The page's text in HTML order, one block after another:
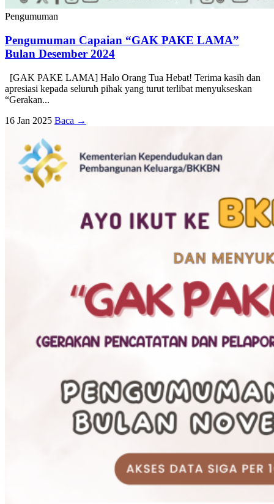
Pengumuman
Pengumuman Capaian “GAK PAKE LAMA”
Bulan Desember 2024
[GAK PAKE LAMA] Halo Orang Tua Hebat! Terima kasih dan
apresiasi kepada seluruh pihak yang turut terlibat menyukseskan
“Gerakan...
16 Jan 2025 Baca →